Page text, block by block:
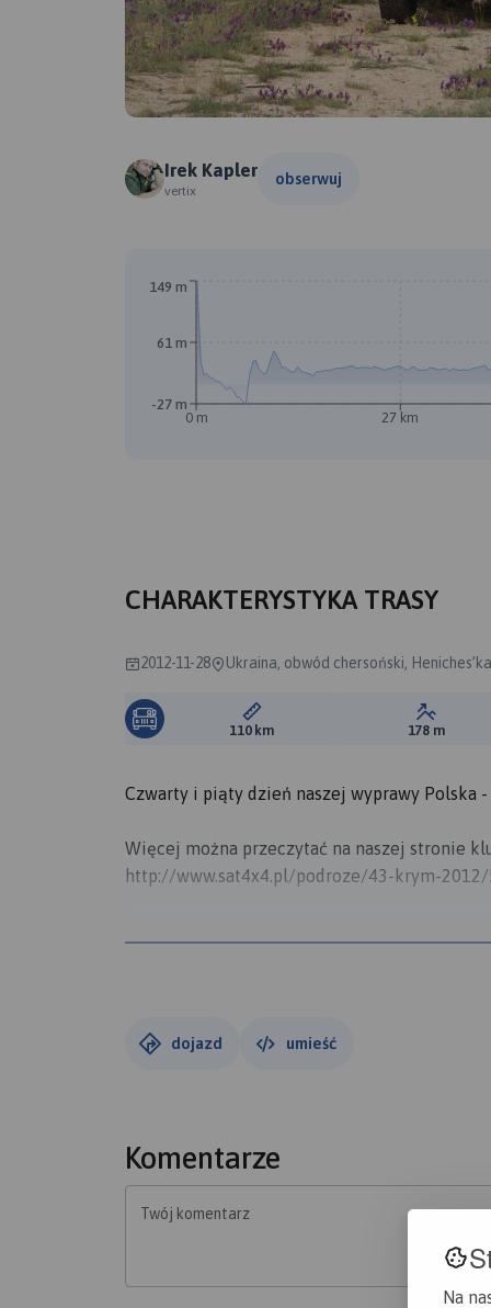
Na
Irek Kapler
vertix
obserwuj
0 m 27 km
-27 m
61 m
149 m
CHARAKTERYSTYKA TRASY
2012-11-28 Ukraina, obwód chersoński,
Długość trasy:
110 km Suma
178 m
Czwarty i piąty dzień naszej wyprawy Polska
Więcej można przeczytać na naszej stronie
http://www.sat4x4.pl/podroze/43-krym-2012/
Dzisiaj już bez spinania się i bez gonitwy …
podczas tych dwóch tygodni nam
piękne, zielone, czyste i ciepłe morze.
przygotowane i …. mijamy kamień graniczny
Dzisiaj już nigdzie się nie spieszymy, nie
rozbijamy obóz i cieszymy się życiem.
dojazd umieść
Komentarze
Twój komentarz